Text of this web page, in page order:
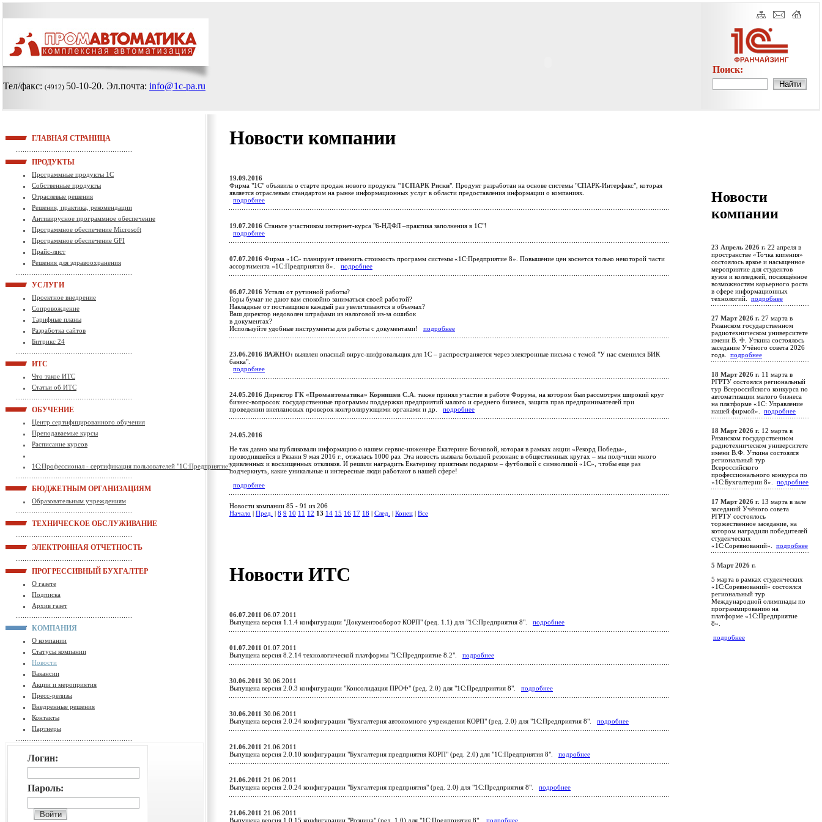
Тел/факс: (4912) 50-10-20. Эл.почта: info@1c-pa.ru
Поиск:
ГЛАВНАЯ СТРАНИЦА
ПРОДУКТЫ
Программные продукты 1С
Собственные продукты
Отраслевые решения
Решения, практика, рекомендации
Антивирусное программное обеспечение
Программное обеспечение Microsoft
Программное обеспечение GFI
Прайс-лист
Решения для здравоохранения
УСЛУГИ
Проектное внедрение
Сопровождение
Тарифные планы
Разработка сайтов
Битрикс 24
ИТС
Что такое ИТС
Статьи об ИТС
ОБУЧЕНИЕ
Центр сертифицированного обучения
Преподаваемые курсы
Расписание курсов
1С:Профессионал - сертификация пользователей "1С:Предприятие"
БЮДЖЕТНЫМ ОРГАНИЗАЦИЯМ
Образовательным учреждениям
ТЕХНИЧЕСКОЕ ОБСЛУЖИВАНИЕ
ЭЛЕКТРОННАЯ ОТЧЕТНОСТЬ
ПРОГРЕССИВНЫЙ БУХГАЛТЕР
О газете
Подписка
Архив газет
КОМПАНИЯ
О компании
Статусы компании
Новости
Вакансии
Акции и мероприятия
Пресс-релизы
Внедренные решения
Контакты
Партнеры
Логин:
Пароль:
Новости компании
19.09.2016
Фирма "1С" объявила о старте продаж нового продукта "1СПАРК Риски". Продукт разработан на основе системы "СПАРК-Интерфакс", которая
является отраслевым стандартом на рынке информационных услуг в области предоставления информации о компаниях.
подробнее
19.07.2016 Станьте участником интернет-курса "6-НДФЛ –практика заполнения в 1С"!
подробнее
07.07.2016 Фирма «1С» планирует изменить стоимость программ системы «1С:Предприятие 8». Повышение цен коснется только некоторой части
ассортимента «1С:Предприятия 8». подробнее
06.07.2016 Устали от рутинной работы?
Горы бумаг не дают вам спокойно заниматься своей работой?
Накладные от поставщиков каждый раз увеличиваются в объемах?
Ваш директор недоволен штрафами из налоговой из-за ошибок
в документах?
Используйте удобные инструменты для работы с документами! подробнее
23.06.2016 ВАЖНО: выявлен опасный вирус-шифровальщик для 1С – распространяется через электронные письма с темой "У нас сменился БИК
банка".
подробнее
24.05.2016 Директор ГК «Промавтоматика» Корнишев С.А. также принял участие в работе Форума, на котором был рассмотрен широкий круг
бизнес-вопросов: государственные программы поддержки предприятий малого и среднего бизнеса, защита прав предпринимателей при
проведении внеплановых проверок контролирующими органами и др. подробнее
24.05.2016
Не так давно мы публиковали информацию о нашем сервис-инженере Екатерине Бочковой, которая в рамках акции «Рекорд Победы»,
проводившейся в Рязани 9 мая 2016 г., отжалась 1000 раз. Эта новость вызвала большой резонанс в общественных кругах – мы получили много
удивленных и восхищенных откликов. И решили наградить Екатерину приятным подарком – футболкой с символикой «1С», чтобы еще раз
подчеркнуть, какие уникальные и интересные люди работают в нашей сфере!
подробнее
Новости компании 85 - 91 из 206
Начало
Пред. 8 9 10 11 12 13 14 15 16 17 18 След. Конец Все
Новости ИТС
06.07.2011 06.07.2011
Выпущена версия 1.1.4 конфигурации "Документооборот КОРП" (ред. 1.1) для "1С:Предприятия 8". подробнее
01.07.2011 01.07.2011
Выпущена версия 8.2.14 технологической платформы "1С:Предприятие 8.2". подробнее
30.06.2011 30.06.2011
Выпущена версия 2.0.3 конфигурации "Консолидация ПРОФ" (ред. 2.0) для "1С:Предприятия 8". подробнее
30.06.2011 30.06.2011
Выпущена версия 2.0.24 конфигурации "Бухгалтерия автономного учреждения КОРП" (ред. 2.0) для "1С:Предприятия 8". подробнее
21.06.2011 21.06.2011
Выпущена версия 2.0.10 конфигурации "Бухгалтерия предприятия КОРП" (ред. 2.0) для "1С:Предприятия 8". подробнее
21.06.2011 21.06.2011
Выпущена версия 2.0.24 конфигурации "Бухгалтерия предприятия" (ред. 2.0) для "1С:Предприятия 8". подробнее
21.06.2011 21.06.2011
Выпущена версия 1.0.15 конфигурации "Розница" (ред. 1.0) для "1С:Предприятия 8". подробнее
Новости
компании
23 Апрель 2026 г. 22 апреля в
пространстве «Точка кипения»
состоялось яркое и насыщенное
мероприятие для студентов
вузов и колледжей, посвящённое
возможностям карьерного роста
в сфере информационных
технологий. подробнее
27 Март 2026 г. 27 марта в
Рязанском государственном
радиотехническом университете
имени В. Ф. Уткина состоялось
заседание Учёного совета 2026
года. подробнее
18 Март 2026 г. 11 марта в
РГРТУ состоялся региональный
тур Всероссийского конкурса по
автоматизации малого бизнеса
на платформе «1С: Управление
нашей фирмой». подробнее
18 Март 2026 г. 12 марта в
Рязанском государственном
радиотехническом университете
имени В.Ф. Уткина состоялся
региональный тур
Всероссийского
профессионального конкурса по
«1С:Бухгалтерии 8». подробнее
17 Март 2026 г. 13 марта в зале
заседаний Учёного совета
РГРТУ состоялось
торжественное заседание, на
котором наградили победителей
студенческих
«1С:Соревнований». подробнее
5 Март 2026 г.
5 марта в рамках студенческих
«1С:Соревнований» состоялся
региональный тур
Международной олимпиады по
программированию на
платформе «1С:Предприятие
8».
подробнее